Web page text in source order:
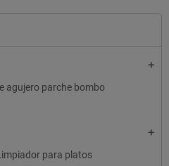
agujero parche bombo
para platos